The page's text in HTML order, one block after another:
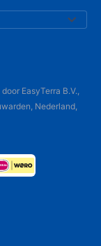
EasyTerra B.V.,
Nederland,